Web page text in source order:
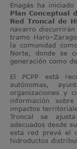
Enagás ha
Plan Conceptual
Red Troncal de
navarro
tramo
la comunidad
Norte, donde se
generación como
El PCPP está
autónomas,
organizaciones y
información
impactos
Troncal se
adecuados desde
esta red prevé el
hidroductos